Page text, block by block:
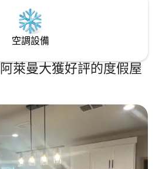
空調設備
萊曼大獲好評的度假屋